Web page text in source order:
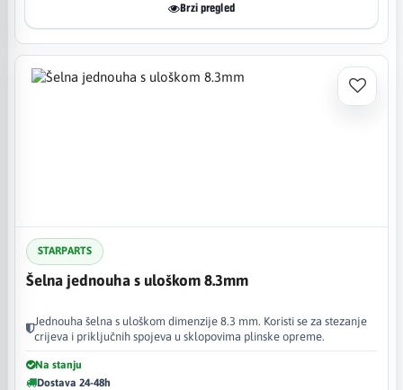
Brzi pregled
STARPARTS
Šelna jednouha s uloškom 8.3mm
Jednouha šelna s uloškom dimenzije 8.3 mm. Koristi se za stezanje
crijeva i priključnih spojeva u sklopovima plinske opreme.
Na stanju
Dostava 24-48h